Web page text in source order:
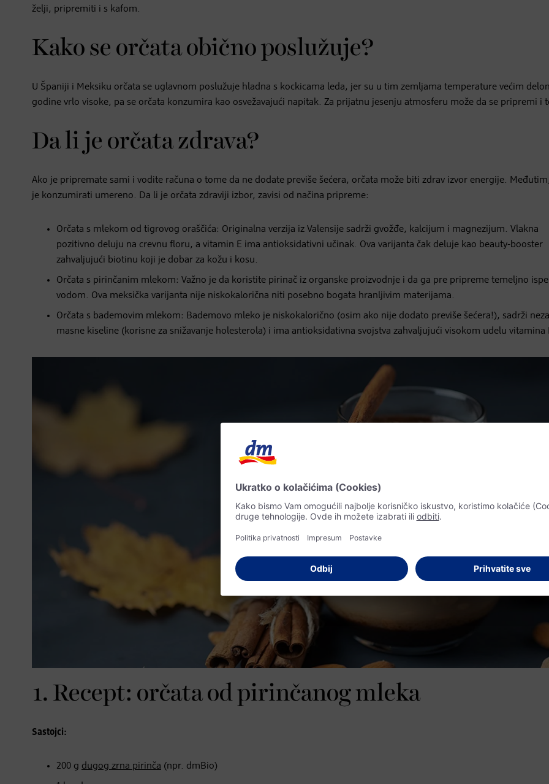
želji, pripremiti i s kafom.
Kako se orčata obično poslužuje?
U Španiji i Meksiku orčata se uglavnom poslužuje hladna s kockicama leda, jer su u tim zemljama temperature većim
godine vrlo visoke, pa se orčata konzumira kao osvežavajući napitak. Za prijatnu jesenju atmosferu može da se pripremi i
Da li je orčata zdrava?
Ako je pripremate sami i vodite računa o tome da ne dodate previše šećera, orčata može biti zdrav izvor energije.
je konzumirati umereno. Da li je orčata zdraviji izbor, zavisi od načina pripreme:
Orčata s mlekom od tigrovog oraščića: Originalna verzija iz Valensije sadrži gvožđe, kalcijum i magnezijum. Vlakna
pozitivno deluju na crevnu floru, a vitamin E ima antioksidativni učinak. Ova varijanta čak deluje kao beauty-booster
zahvaljujući biotinu koji je dobar za kožu i kosu.
Orčata s pirinčanim mlekom: Važno je da koristite pirinač iz organske proizvodnje i da ga pre pripreme temeljno
vodom. Ova meksička varijanta nije niskokalorična niti posebno bogata hranljivim materijama.
Orčata s bademovim mlekom: Bademovo mleko je niskokalorično (osim ako nije dodato previše šećera!), sadrži
masne kiseline (korisne za snižavanje holesterola) i ima antioksidativna svojstva zahvaljujući visokom udelu vitamina
1. Recept: orčata od pirinčanog mleka
Sastojci:
200 g dugog zrna pirinča (npr. dmBio)